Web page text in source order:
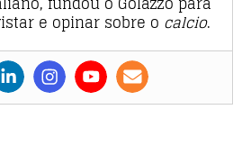
e opinar sobre o calcio.